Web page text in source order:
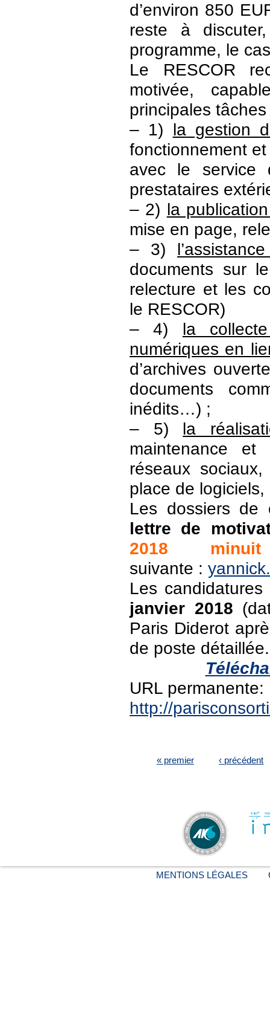
d’environ 850
reste à
programme, le
Le RESCOR
motivée,
principales
– 1) la gestion
fonctionnement
avec le service
prestataires
– 2) la
mise en page,
– 3)
documents sur
relecture et les
le RESCOR)
– 4) la
numériques en
d’archives
documents
inédits…) ;
– 5) la
maintenance et
réseaux
place de
Les dossiers de
lettre de
2018 minuit
suivante :
Les
janvier 2018
Paris Diderot
de poste détaillée.
URL permanente:
http://
« premier ‹ précédent
MENTIONS LÉGALES